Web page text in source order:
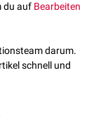
du auf Bearbeiten
darum.
schnell und